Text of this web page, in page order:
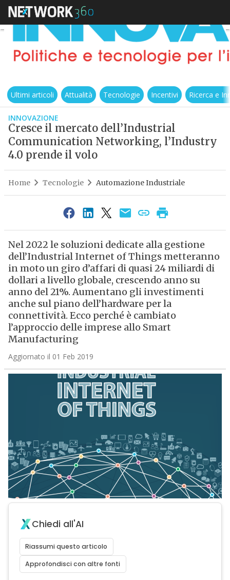
Ultimi articoli Attualità Tecnologie Incentivi Ricerca e
INNOVAZIONE
Cresce il mercato dell’Industrial
Communication Networking, l’Industry
4.0 prende il volo
Home Tecnologie Automazione Industriale
Nel 2022 le soluzioni dedicate alla gestione
dell’Industrial Internet of Things metteranno
in moto un giro d’affari di quasi 24 miliardi di
dollari a livello globale, crescendo anno su
anno del 21%. Aumentano gli investimenti
anche sul piano dell’hardware per la
connettività. Ecco perché è cambiato
l’approccio delle imprese allo Smart
Manufacturing
Aggiornato il 01 Feb 2019
Chiedi all'AI
Riassumi questo articolo
Approfondisci con altre fonti